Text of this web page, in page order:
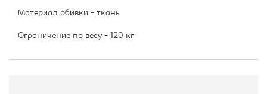
Материал обивки - ткань
Ограничение по весу - 120 кг